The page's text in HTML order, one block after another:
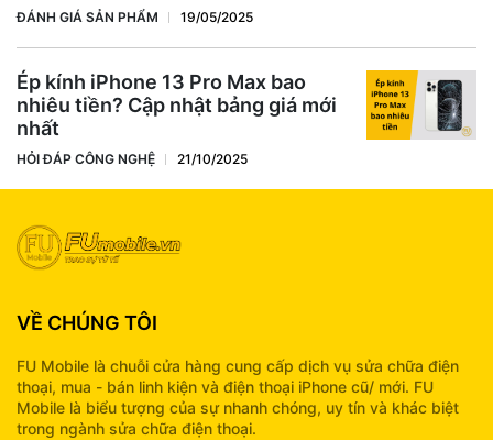
ĐÁNH GIÁ SẢN PHẨM 19/05/2025
Ép kính iPhone 13 Pro Max bao
nhiêu tiền? Cập nhật bảng giá mới
nhất
HỎI ĐÁP CÔNG NGHỆ 21/10/2025
VỀ CHÚNG TÔI
FU Mobile là chuỗi cửa hàng cung cấp dịch vụ sửa chữa điện
thoại, mua - bán linh kiện và điện thoại iPhone cũ/ mới. FU
Mobile là biểu tượng của sự nhanh chóng, uy tín và khác biệt
trong ngành sửa chữa điện thoại.